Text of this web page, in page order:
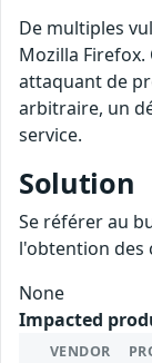
De multiples
Mozilla
attaquant de
arbitraire, un
service.
Solution
Se référer au
l'obtention des
None
Impacted
VENDOR